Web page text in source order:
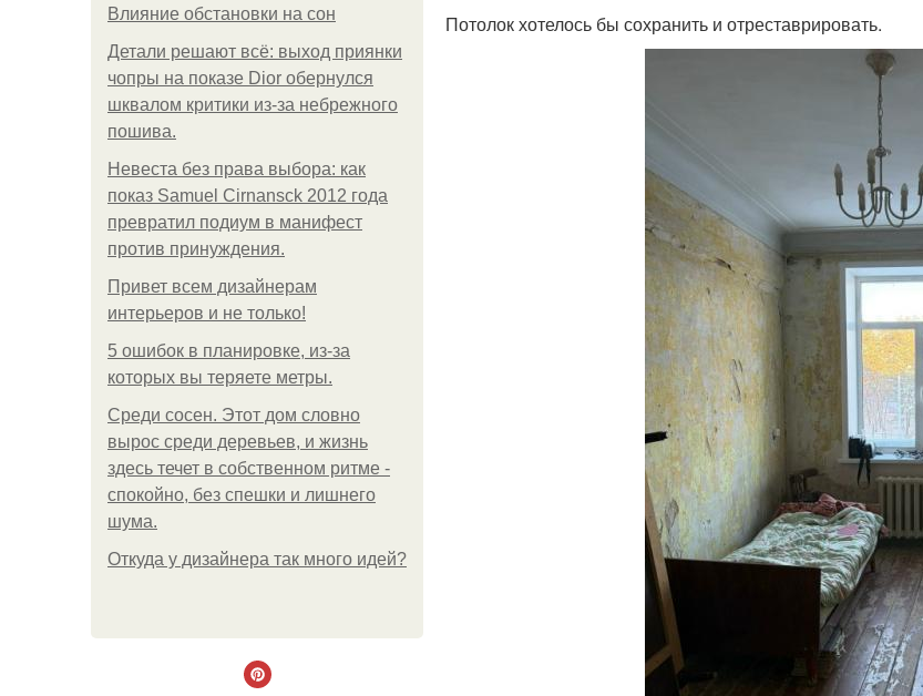
Влияние обстановки на сон
Детали решают всё: выход приянки
чопры на показе Dior обернулся
шквалом критики из-за небрежного
пошива.
Невеста без права выбора: как
показ Samuel Cirnansck 2012 года
превратил подиум в манифест
против принуждения.
Привет всем дизайнерам
интерьеров и не только!
5 ошибок в планировке, из-за
которых вы теряете метры.
Среди сосен. Этот дом словно
вырос среди деревьев, и жизнь
здесь течет в собственном ритме -
спокойно, без спешки и лишнего
шума.
Откуда у дизайнера так много идей?
Потолок хотелось бы сохранить и отреставрировать.